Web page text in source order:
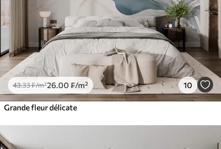
43.33₣/m²26 .00 ₣/m² 10
Grande fleur délicate